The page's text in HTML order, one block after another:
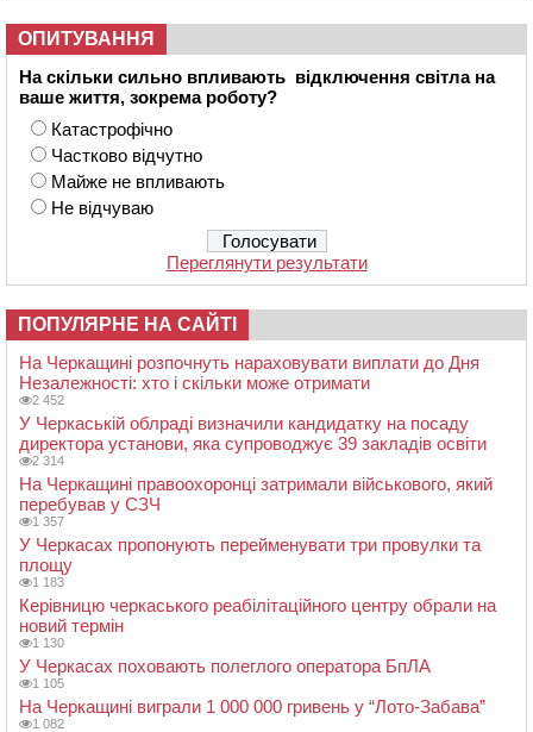
ОПИТУВАННЯ
На скільки сильно впливають відключення світла на
ваше життя, зокрема роботу?
Катастрофічно
Частково відчутно
Майже не впливають
Не відчуваю
Переглянути результати
ПОПУЛЯРНЕ НА САЙТІ
На Черкащині розпочнуть нараховувати виплати до Дня
Незалежності: хто і скільки може отримати
2 452
У Черкаській облраді визначили кандидатку на посаду
директора установи, яка супроводжує 39 закладів освіти
2 314
На Черкащині правоохоронці затримали військового, який
перебував у СЗЧ
1 357
У Черкасах пропонують перейменувати три провулки та
площу
1 183
Керівницю черкаського реабілітаційного центру обрали на
новий термін
1 130
У Черкасах поховають полеглого оператора БпЛА
1 105
На Черкащині виграли 1 000 000 гривень у “Лото-Забава”
1 082